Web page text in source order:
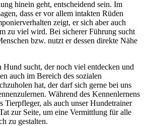
hinein geht, entscheidend sein. Im
dass er vor allem intakten Rüden
zeigt, er sich aber auch
zu viel wird. Bei sicherer Führung sucht
bzw. nutzt er dessen direkte Nähe
Hund sucht, der noch viel entdecken und
auch im Bereich des sozialen
hat, der darf sich gerne bei uns
Während des Kennenlernens
Tierpfleger, als auch unser Hundetrainer
zur Seite, um eine Vermittlung für alle
zu gestalten.